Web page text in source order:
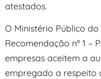
atestados.
O Ministério Público
Recomendação nº 1 –
empresas aceitem a
empregado a respeito